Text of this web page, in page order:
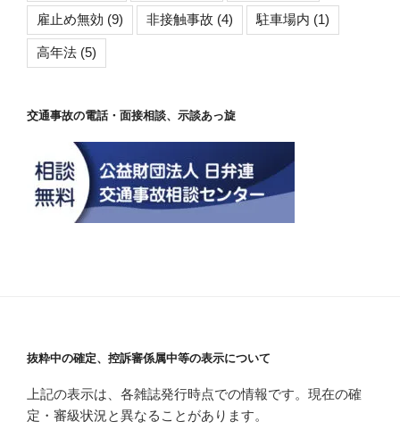
雇止め無効 (9) 非接触事故 (4) 駐車場内 (1)
高年法 (5)
交通事故の電話・面接相談、示談あっ旋
抜粋中の確定、控訴審係属中等の表示について
上記の表示は、各雑誌発行時点での情報です。現在の確
定・審級状況と異なることがあります。